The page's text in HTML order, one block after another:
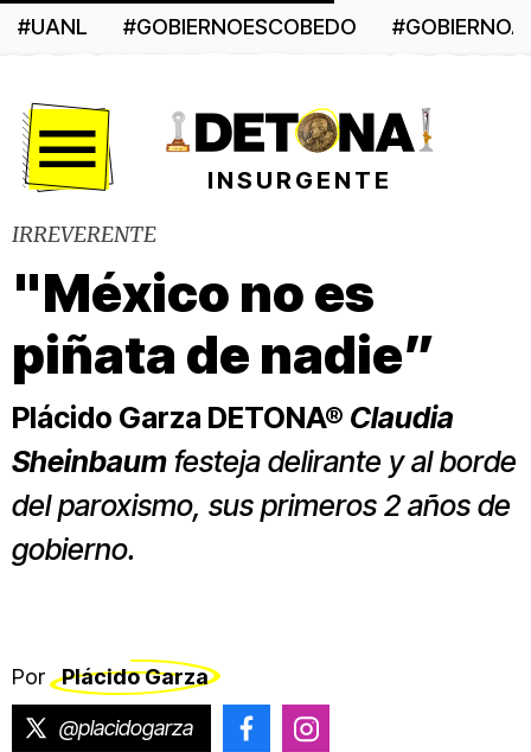
#UANL #GOBIERNOESCOBEDO
INSURGENTE
IRREVERENTE
"México no es
piñata de nadie”
Plácido Garza DETONA® Claudia
Sheinbaum festeja delirante y al borde
del paroxismo, sus primeros 2 años de
gobierno.
Por Plácido Garza
@placidogarza @placido.garza